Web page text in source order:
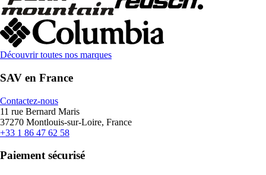
Découvrir toutes nos marques
SAV en France
Contactez-nous
11 rue Bernard Maris
37270 Montlouis-sur-Loire, France
+33 1 86 47 62 58
Paiement sécurisé